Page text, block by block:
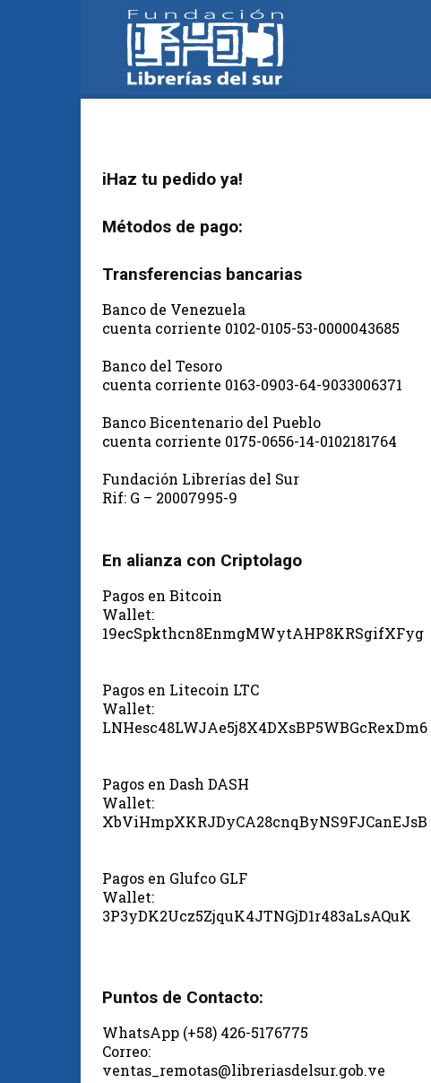
Sur
iHaz tu pedido ya!
Métodos de pago:
Transferencias bancarias
Banco de Venezuela
cuenta corriente 0102-0105-53-0000043685
Banco del Tesoro
cuenta corriente 0163-0903-64-9033006371
Banco Bicentenario del Pueblo
cuenta corriente 0175-0656-14-0102181764
Fundación Librerías del Sur
Rif: G – 20007995-9
En alianza con Criptolago
Pagos en Bitcoin
Wallet:
19ecSpkthcn8EnmgMWytAHP8KRSgifXFyg
Pagos en Litecoin LTC
Wallet:
LNHesc48LWJAe5j8X4DXsBP5WBGcRexDm6
Pagos en Dash DASH
Wallet:
XbViHmpXKRJDyCA28cnqByNS9FJCanEJsB
Pagos en Glufco GLF
Wallet:
3P3yDK2Ucz5ZjquK4JTNGjD1r483aLsAQuK
Puntos de Contacto:
WhatsApp (+58) 426-5176775
Correo:
ventas_remotas@libreriasdelsur.gob.ve